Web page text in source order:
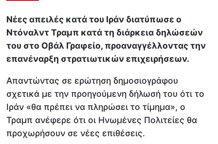
Νέες απειλές κατά του Ιράν διατύπωσε ο
Ντόναλντ Τραμπ κατά τη διάρκεια δηλώσεών
του στο Οβάλ Γραφείο, προαναγγέλλοντας την
επανέναρξη στρατιωτικών επιχειρήσεων.
Απαντώντας σε ερώτηση δημοσιογράφου
σχετικά με την προηγούμενη δήλωσή του ότι το
Ιράν «θα πρέπει να πληρώσει το τίμημα», ο
Τραμπ ανέφερε ότι οι Ηνωμένες Πολιτείες θα
προχωρήσουν σε νέες επιθέσεις.